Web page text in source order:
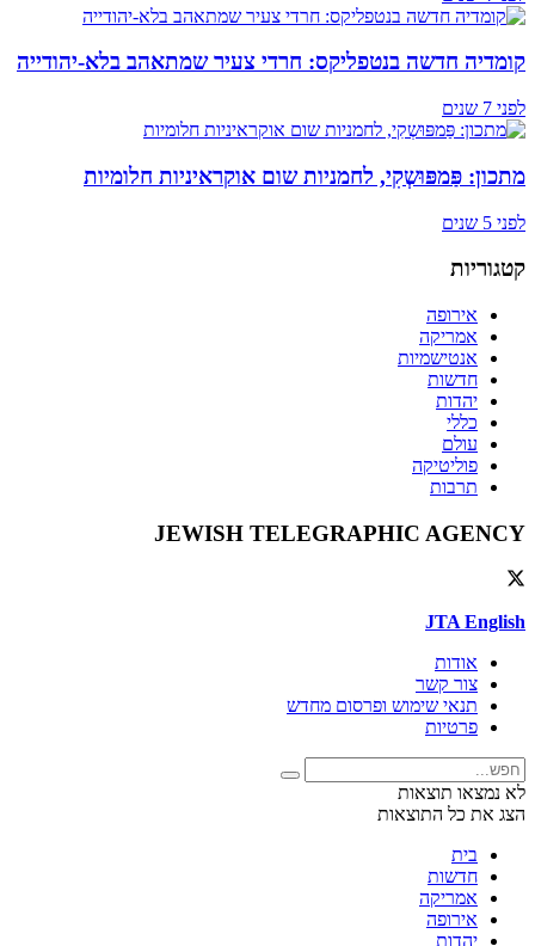
קומדיה חדשה בנטפליקס: חרדי צעיר שמתאהב בלא-יהודייה
לפני 7 שנים
מתכון: פַּמפּוּשְקִי, לחמניות שום אוקראיניות חלומיות
לפני 5 שנים
קטגוריות
אירופה
אמריקה
אנטישמיות
חדשות
יהדות
כללי
עולם
פוליטיקה
תרבות
JEWISH TELEGRAPHIC AGENCY
JTA English
אודות
צור קשר
תנאי שימוש ופרסום מחדש
פרטיות
לא נמצאו תוצאות
הצג את כל התוצאות
בית
חדשות
אמריקה
אירופה
יהדות